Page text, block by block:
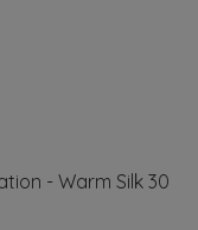
- Warm Silk 30